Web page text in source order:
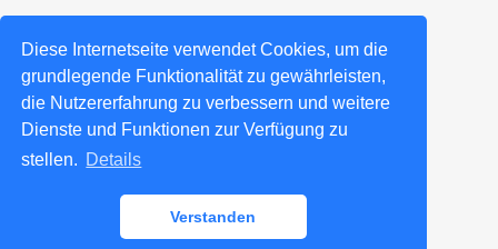
Diese Internetseite verwendet Cookies, um die
grundlegende Funktionalität zu gewährleisten,
die Nutzererfahrung zu verbessern und weitere
Dienste und Funktionen zur Verfügung zu
stellen. Details
Verstanden